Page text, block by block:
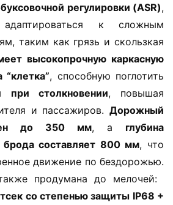
регулировки (ASR)​​,
к сложным
таким как грязь и скользкая
высокопрочную каркасную
​, способную поглотить
при столкновении​​, повышая
и пассажиров.
​Дорожный
до 350 мм​​, а ​ ​глубина
брода составляет 800 мм​​, что
движение по бездорожью.
продумана до мелочей:
со степенью защиты IP68 +